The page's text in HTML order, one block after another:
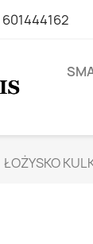
601444162
ŁOŻYSKO